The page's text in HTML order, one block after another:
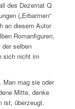
des Dezernat Q
(„Erbarmen“
an diesem Autor
Romanfiguren,
selben
sich nicht im
Man mag sie oder
Mitte, denke
ist, überzeugt.